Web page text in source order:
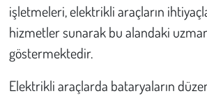
işletmeleri, elektrikli araçların
hizmetler sunarak bu alandaki
göstermektedir.
Elektrikli araçlarda bataryaların